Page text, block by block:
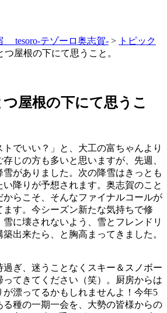
tesoro-テゾーロ奥志賀- > トピック
つ屋根の下にて思うこと。
屋根の下にて思うこ
トでいい？」と、大工の富ちゃんより
じの方も多いと思いますが、先週、
がありました。次の降雪はきっとも
降りが予想されます。奥志賀のこと
からこそ、そんなファイナルコールが
す。今シーズン新たな気持ちで修
に壊されないよう、雪とフレンドリ
出来たら、と胸高まってきました。
過ぎ、迷うことなくスキー＆スノボー
てきてください（笑）。厨房からは
漂ってるかもしれませんよ！今年5
る種の一期一会を、大勢の皆様からの